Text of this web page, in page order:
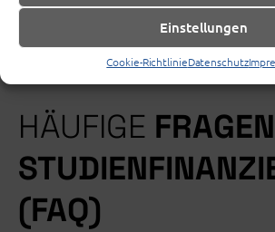
Einstellungen
Cookie-RichtlinieDatenschutz
HÄUFIGE
(FAQ)